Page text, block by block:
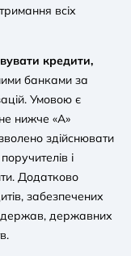
всіх
кредити,
банками за
Умовою є
нижче «A»
здійснювати
і
Додатково
забезпечених
держав, державних